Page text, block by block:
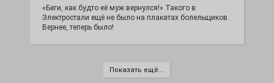
«Беги, как будто её муж вернулся!» Такого в
Электростали ещё не было на плакатах болельщиков.
Вернее, теперь было!
Показать ещё...